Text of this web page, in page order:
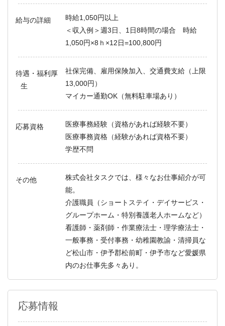
給与の詳細
時給1,050円以上
＜収入例＞週3日、1日8時間の場合 時給
1,050円×8ｈ×12日=100,800円
待遇・福利厚
生
社保完備、雇用保険加入、交通費支給（上限
13,000円）
マイカー通勤OK（無料駐車場あり）
応募資格
医療事務経験（資格があれば経験不要）
医療事務資格（経験があれば資格不要）
学歴不問
その他
株式会社タスクでは、様々なお仕事紹介が可
能。
介護職員（ショートステイ・デイサービス・
グループホーム・特別養護老人ホームなど）
看護師・薬剤師・作業療法士・理学療法士・
一般事務・受付事務・幼稚園教諭・清掃員な
ど松山市・伊予郡松前町・伊予市など愛媛県
内のお仕事先多々あり。
応募情報